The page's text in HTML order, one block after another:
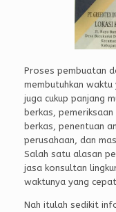
Proses pembuatan
membutuhkan
juga cukup panjang
berkas,
berkas, penentuan
perusahaan, dan
Salah satu alasan
jasa konsultan
waktunya yang
Nah itulah sedikit